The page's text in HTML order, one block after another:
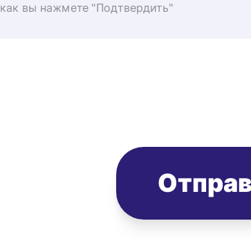
как вы нажмете "Подтвердить"